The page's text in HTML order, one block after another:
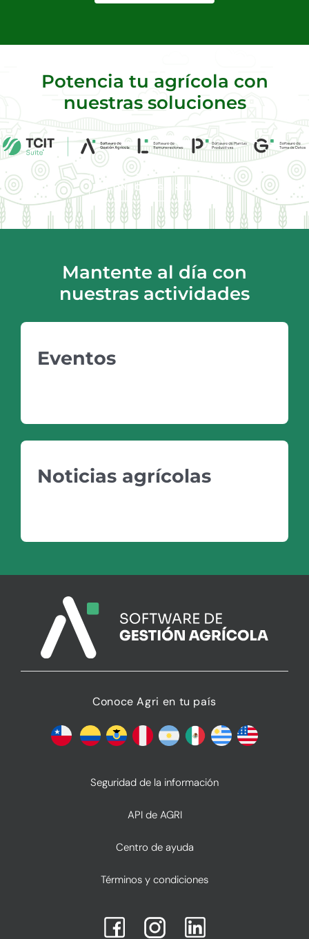
Potencia tu agrícola con
nuestras soluciones
CONOCE AGRI SUITE
Mantente al día con
nuestras actividades
Eventos
Noticias agrícolas
Conoce Agri en tu país
Seguridad de la información
API de AGRI
Centro de ayuda
Términos y condiciones